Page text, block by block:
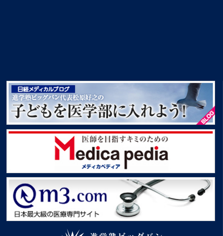
子どもを医学部に入れよう！
Medica pedia